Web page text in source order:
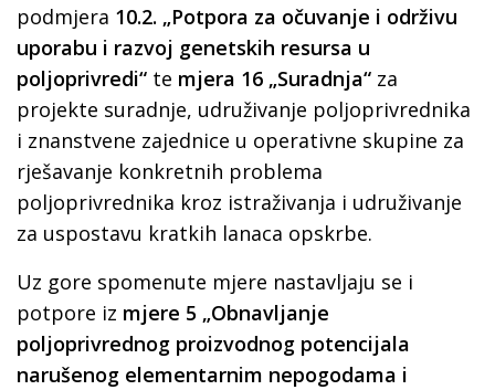
podmjera 10.2. „Potpora za očuvanje i održivu
uporabu i razvoj genetskih resursa u
poljoprivredi“ te mjera 16 „Suradnja“ za
projekte suradnje, udruživanje poljoprivrednika
i znanstvene zajednice u operativne skupine za
rješavanje konkretnih problema
poljoprivrednika kroz istraživanja i udruživanje
za uspostavu kratkih lanaca opskrbe.
Uz gore spomenute mjere nastavljaju se i
potpore iz mjere 5 „Obnavljanje
poljoprivrednog proizvodnog potencijala
narušenog elementarnim nepogodama i